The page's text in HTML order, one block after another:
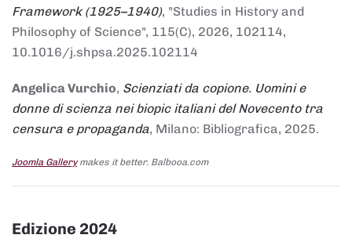
Framework (1925–1940), "Studies in History and
Philosophy of Science", 115(C), 2026, 102114,
10.1016/j.shpsa.2025.102114
Angelica Vurchio, Scienziati da copione. Uomini e
donne di scienza nei biopic italiani del Novecento tra
censura e propaganda, Milano: Bibliografica, 2025.
Joomla Gallerymakes it better. Balbooa.com
Edizione 2024